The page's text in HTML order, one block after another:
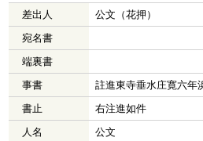
差出人
公文（花押）
宛名書
端裏書
事書
註進東寺垂水庄寛六年
書止
右注進如件
人名
公文